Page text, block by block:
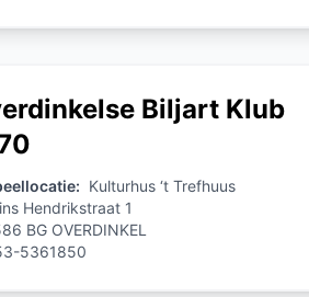
Biljart Klub
Kulturhus ‘t Trefhuus
Hendrikstraat 1
BG OVERDINKEL
5361850